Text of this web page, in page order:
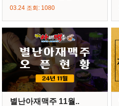
03.24 조회: 1080
별난아재맥주 11월..